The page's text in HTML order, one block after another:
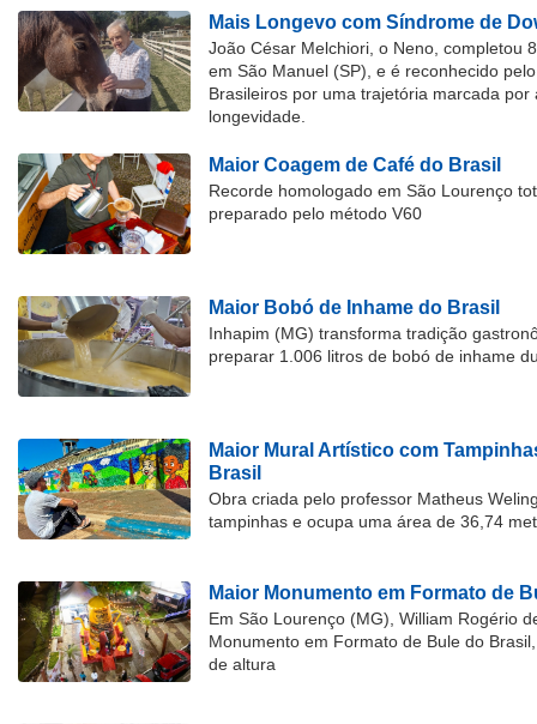
Mais Longevo com Síndrome de
João César Melchiori, o Neno, completou
em São Manuel (SP), e é reconhecido
Brasileiros por uma trajetória marcada por
longevidade.
Maior Coagem de Café do Brasil
Recorde homologado em São Lourenço
preparado pelo método V60
Maior Bobó de Inhame do Brasil
Inhapim (MG) transforma tradição
preparar 1.006 litros de bobó de inhame
Maior Mural Artístico com
Brasil
Obra criada pelo professor Matheus
tampinhas e ocupa uma área de 36,74
Maior Monumento em Formato de
Em São Lourenço (MG), William Rogério
Monumento em Formato de Bule do
de altura